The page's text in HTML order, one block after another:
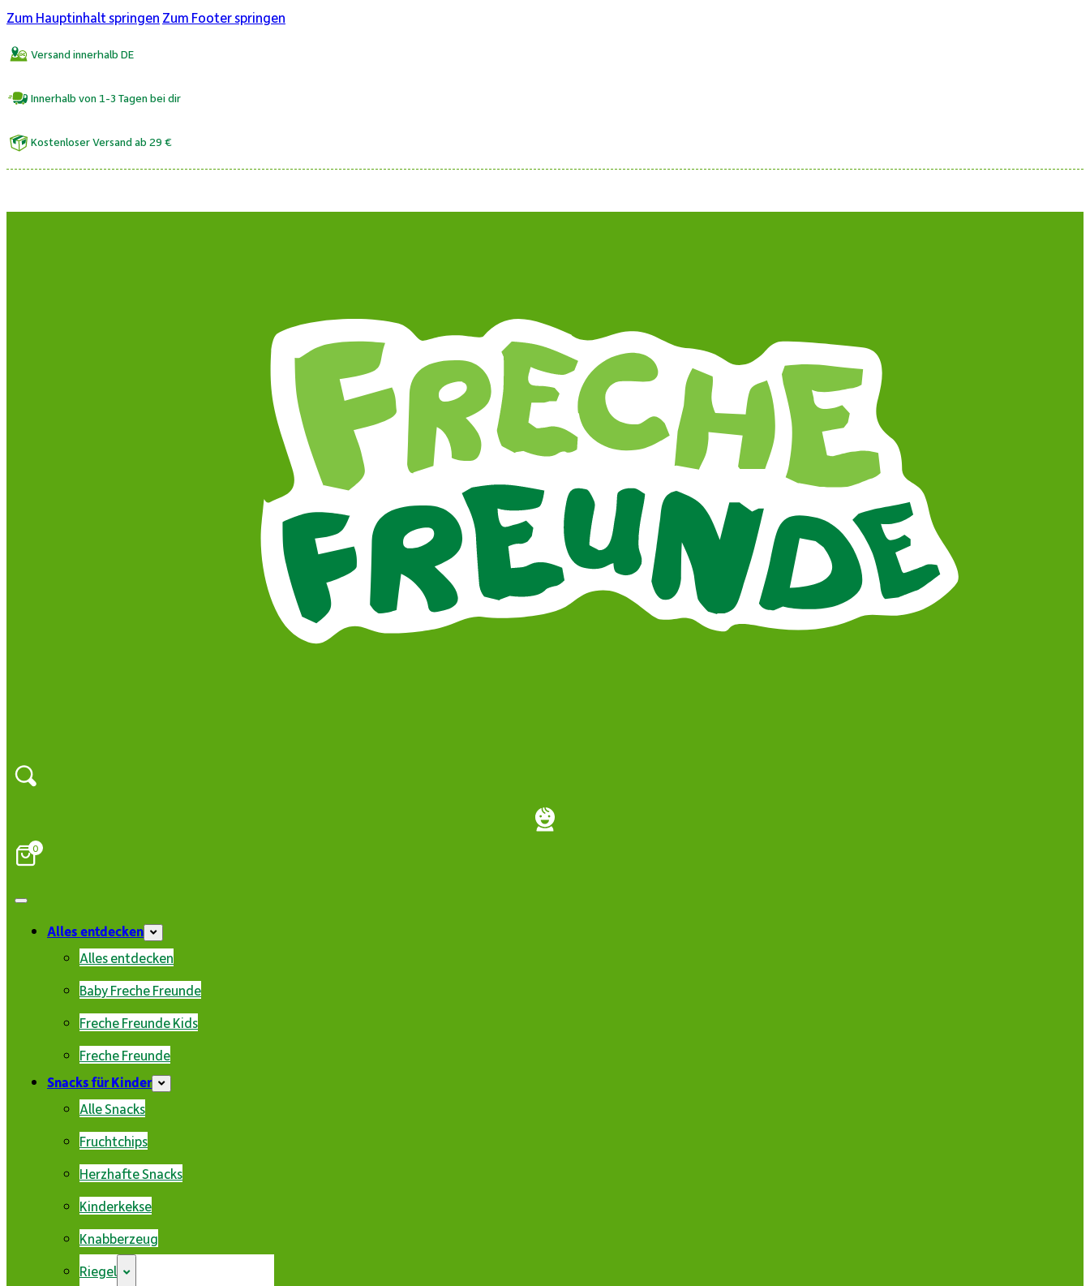
Zum Hauptinhalt springen Zum Footer springen
Versand innerhalb DE
Innerhalb von 1-3 Tagen bei dir
Kostenloser Versand ab 29 €
0
Alles entdecken
Alles entdecken
Baby Freche Freunde
Freche Freunde Kids
Freche Freunde
Snacks für Kinder
Alle Snacks
Fruchtchips
Herzhafte Snacks
Kinderkekse
Knabberzeug
Riegel